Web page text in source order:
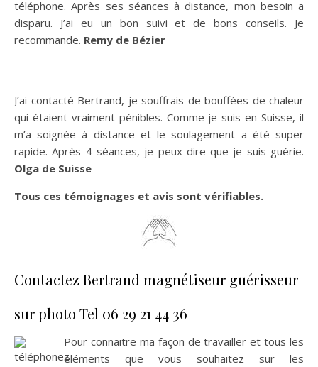
téléphone. Après ses séances à distance, mon besoin a
disparu. J’ai eu un bon suivi et de bons conseils. Je
recommande. Remy de Bézier
J’ai contacté Bertrand, je souffrais de bouffées de chaleur
qui étaient vraiment pénibles. Comme je suis en Suisse, il
m’a soignée à distance et le soulagement a été super
rapide. Après 4 séances, je peux dire que je suis guérie.
Olga de Suisse
Tous ces témoignages et avis sont vérifiables.
Contactez Bertrand magnétiseur guérisseur
sur photo Tel 06 29 21 44 36
Pour connaitre ma façon de travailler et tous les
éléments que vous souhaitez sur les